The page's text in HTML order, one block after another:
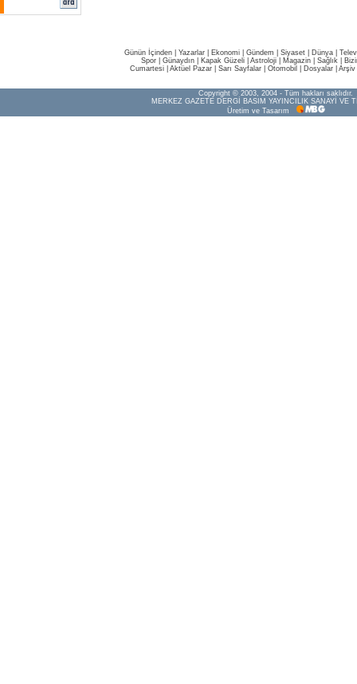
Günün İçinden Yazarlar Ekonomi Gündem Siyaset Dünya |
Spor
Günaydın Kapak Güzeli Astroloji Magazin Sağlık
Cumartesi| Aktüel Pazar| Sarı Sayfalar| Otomobil Dosyalar| Arşiv
Copyright © 2003, 2004 - Tüm hakları saklıdır.
MERKEZ GAZETE DERGİ BASIM YAYINCILIK SANAYİ VE
Üretim ve Tasarım